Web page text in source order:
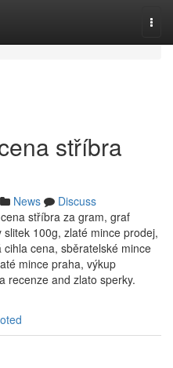
stříbra
News
Discuss
stříbra za gram, graf
100g, zlaté mince prodej,
cena, sběratelské mince
mince praha, výkup
recenze and zlato sperky.